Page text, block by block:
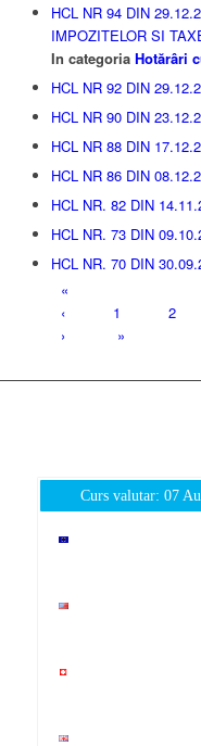
HCL NR 94 DIN
IMPOZITELOR SI
In categoria Hotărâri
HCL NR 92 DIN
HCL NR 90 DIN
HCL NR 88 DIN
HCL NR 86 DIN
HCL NR. 82 DIN
HCL NR. 73 DIN
HCL NR. 70 DIN
«
‹
1 2
›
»
Curs valutar: 07